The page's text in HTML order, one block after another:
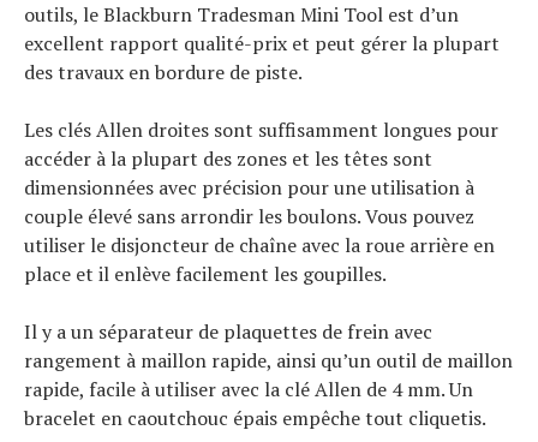
outils, le Blackburn Tradesman Mini Tool est d’un
excellent rapport qualité-prix et peut gérer la plupart
des travaux en bordure de piste.
Les clés Allen droites sont suffisamment longues pour
accéder à la plupart des zones et les têtes sont
dimensionnées avec précision pour une utilisation à
couple élevé sans arrondir les boulons. Vous pouvez
utiliser le disjoncteur de chaîne avec la roue arrière en
place et il enlève facilement les goupilles.
Il y a un séparateur de plaquettes de frein avec
rangement à maillon rapide, ainsi qu’un outil de maillon
rapide, facile à utiliser avec la clé Allen de 4 mm. Un
bracelet en caoutchouc épais empêche tout cliquetis.